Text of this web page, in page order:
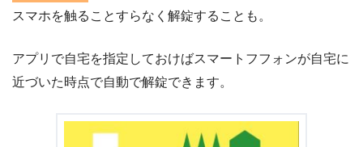
スマホを触ることすらなく解錠することも。
アプリで自宅を指定しておけばスマートフフォンが自宅に
近づいた時点で自動で解錠できます。